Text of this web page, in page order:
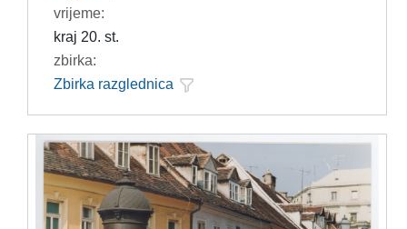
vrijeme:
kraj 20. st.
zbirka:
Zbirka razglednica